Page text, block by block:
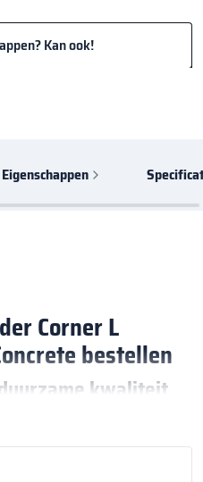
Kan ook!
Eigenschappen
Corner L
bestellen
kwaliteit
L Anthracite
is naar een functionele en